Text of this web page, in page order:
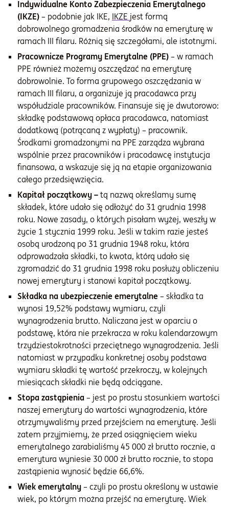
Indywidualne Konto Zabezpieczenia Emerytalnego
(IKZE) – podobnie jak IKE, IKZE jest formą
dobrowolnego gromadzenia środków na emeryturę w
ramach III filaru. Różnią się szczegółami, ale istotnymi.
Pracownicze Programy Emerytalne (PPE) – w ramach
PPE również możemy oszczędzać na emeryturę
dobrowolnie. To forma grupowego oszczędzania w
ramach III filaru, a organizuje ją pracodawca przy
współudziale pracowników. Finansuje się je dwutorowo:
składkę podstawową opłaca pracodawca, natomiast
dodatkową (potrącaną z wypłaty) – pracownik.
Środkami gromadzonymi na PPE zarządza wybrana
wspólnie przez pracowników i pracodawcę instytucja
finansowa, a wskazuje się ją na etapie organizowania
całego przedsięwzięcia.
Kapitał początkowy – tą nazwą określamy sumę
składek, które udało się odłożyć do 31 grudnia 1998
roku. Nowe zasady, o których pisałam wyżej, weszły w
życie 1 stycznia 1999 roku. Jeśli w takim razie jesteś
osobą urodzoną po 31 grudnia 1948 roku, która
odprowadzała składki, to kwota, którą udało się
zgromadzić do 31 grudnia 1998 roku posłuży obliczeniu
nowej emerytury i stanowi kapitał początkowy.
Składka na ubezpieczenie emerytalne – składka ta
wynosi 19,52% podstawy wymiaru, czyli
wynagrodzenia brutto. Naliczana jest w oparciu o
podstawę, która nie przekracza w roku kalendarzowym
trzydziestokrotności przeciętnego wynagrodzenia. Jeśli
natomiast w przypadku konkretnej osoby podstawa
wymiaru składki tę wartość przekroczy, w kolejnych
miesiącach składki nie będą odciągane.
Stopa zastąpienia – jest po prostu stosunkiem wartości
naszej emerytury do wartości wynagrodzenia, które
otrzymywaliśmy przed przejściem na emeryturę. Jeśli
zatem przyjmiemy, że przed osiągnięciem wieku
emerytalnego zarabialiśmy 45 000 zł brutto rocznie, a
emerytura wyniesie 30 000 zł brutto rocznie, to stopa
zastąpienia wynosić będzie 66,6%.
Wiek emerytalny – czyli po prostu określony w ustawie
wiek, po którym można przejść na emeryturę. Wiek